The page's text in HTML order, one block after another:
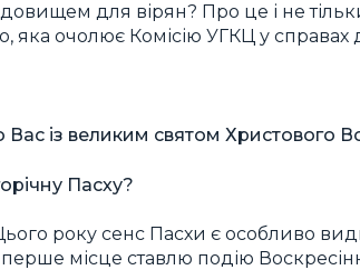
для вірян? Про це і не тільки
яка очолює Комісію УГКЦ у справах
Вас із великим святом Христового
Пасху?
року сенс Пасхи є особливо
місце ставлю подію